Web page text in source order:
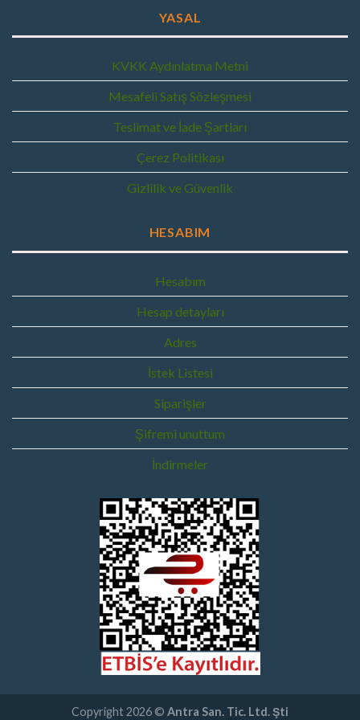
YASAL
KVKK Aydınlatma Metni
Mesafeli Satış Sözleşmesi
Teslimat ve İade Şartları
Çerez Politikası
Gizlilik ve Güvenlik
HESABIM
Hesabım
Hesap detayları
Adres
İstek Listesi
Siparişler
Şifremi unuttum
İndirmeler
Copyright 2026 © Antra San. Tic. Ltd. Şti